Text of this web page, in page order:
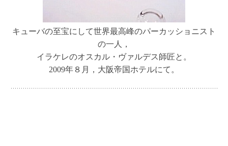
キューバの至宝にして世界最高峰のパーカッショニスト
の一人，
イラケレのオスカル・ヴァルデス師匠と。
2009年８月，大阪帝国ホテルにて。